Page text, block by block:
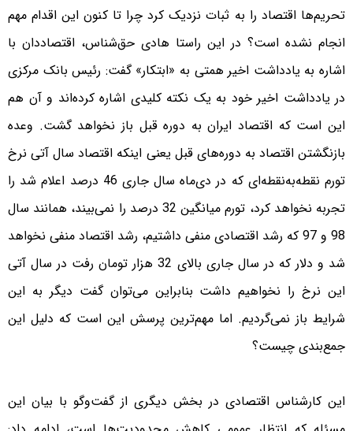
تحریم‌ها اقتصاد را به ثبات نزدیک کرد چرا تا کنون این اقدام مهم
انجام نشده است؟ در این راستا هادی حق‌شناس، اقتصاددان با
اشاره به یادداشت اخیر همتی به «ابتکار» گفت: رئیس بانک مرکزی
در یادداشت اخیر خود به یک نکته کلیدی اشاره کرده‌اند و آن هم
این است که اقتصاد ایران به دوره قبل باز نخواهد گشت. وعده
بازنگشتن اقتصاد به دوره‌های قبل یعنی اینکه اقتصاد سال آتی نرخ
تورم نقطه‌به‌نقطه‌ای که در دی‌ماه سال‌ جاری 46 درصد اعلام شد را
تجربه نخواهد کرد، تورم میانگین 32 درصد را نمی‌بیند، همانند سال
98 و 97 که رشد اقتصادی منفی داشتیم، رشد اقتصاد منفی نخواهد
شد و دلار که در سال جاری بالای 32 هزار تومان رفت در سال آتی
این نرخ را نخواهیم داشت بنابراین می‌توان گفت دیگر به این
شرایط باز نمی‌گردیم. اما مهم‌ترین پرسش این است که دلیل این
جمع‌بندی چیست؟
این کارشناس اقتصادی در بخش دیگری از گفت‌وگو با بیان این